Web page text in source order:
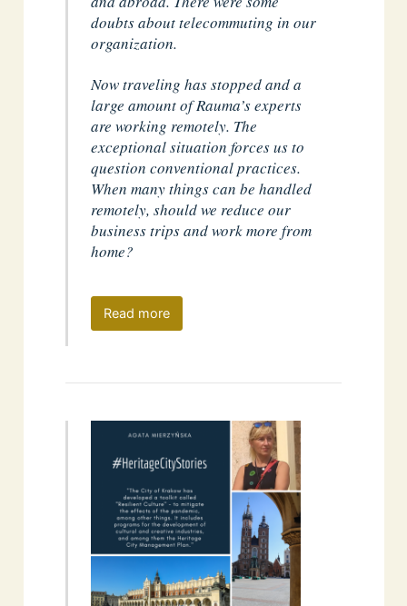
doubts about telecommuting in our
organization.
Now traveling has stopped and a
large amount of Rauma’s experts
are working remotely. The
exceptional situation forces us to
question conventional practices.
When many things can be handled
remotely, should we reduce our
business trips and work more from
home?
Read more